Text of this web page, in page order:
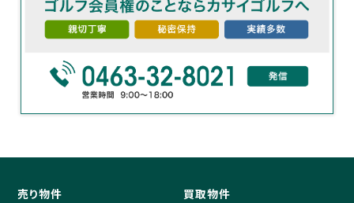
売り物件 買取物件